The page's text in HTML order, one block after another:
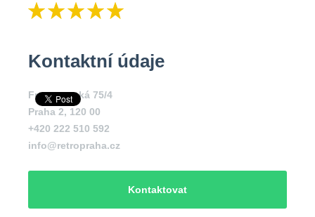
Kontaktní údaje
Francouzská 75/4
Praha 2, 120 00
+420 222 510 592
info@retropraha.cz
Kontaktovat